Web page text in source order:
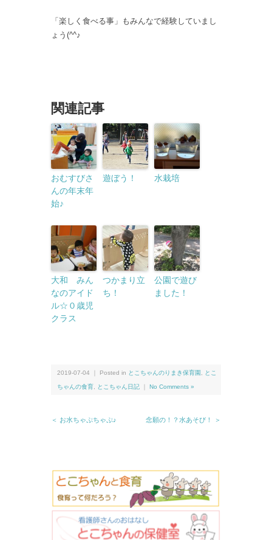
「楽しく食べる事」もみんなで経験していまし
ょう(^^♪
関連記事
おむすびさ
んの年末年
始♪
遊ぼう！ 水栽培
大和 みん
なのアイド
ル☆０歳児
クラス
つかまり立
ち！
公園で遊び
ました！
2019-07-04 ｜ Posted in とこちゃんのりまき保育園 とこ
ちゃんの食育 とこちゃん日記 No Comments »
＜ お水ちゃぷちゃぷ♪ 念願の！？水あそび！ ＞